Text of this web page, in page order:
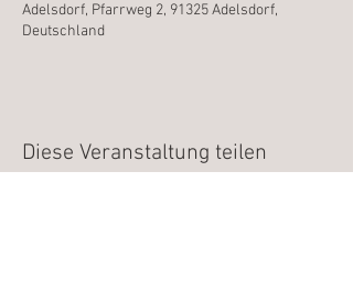
Adelsdorf, Pfarrweg 2, 91325 Adelsdorf,
Deutschland
Diese Veranstaltung teilen